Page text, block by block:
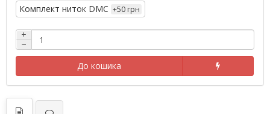
Комплект ниток DMC +50 грн
+
−
До кошика